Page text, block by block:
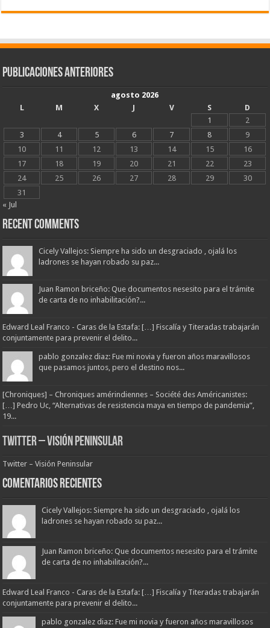
Publicaciones Anteriores
agosto 2026
L
M X J V S
D
1
2
3
4 5 6 7 8
9
10
11 12 13 14 15
16
17
18 19 20 21 22
23
24
25 26 27 28 29
30
31
« Jul
Recent Comments
Cicely Vallejos: Siempre ha sido un desgraciado , ojalá los
ladrones se hayan robado su paz...
Juan Ramon briceño: Que documentos nesesito para el trámite
de carta de no inhabilitación?...
Edward Leal Franco - Caras de la Estafa: […] Fiscalía y Titeradas trabajarán
conjuntamente para prevenir el delito...
pablo gonzalez diaz: Fue mi novia y fueron años maravillosos
que pasamos juntos, pero el destino nos...
[Chroniques] – Chroniques amérindiennes – Société des Américanistes:
[…] Pedro Uc, “Alternativas de resistencia maya en tiempo de pandemia”,
19...
Twitter – Visión Peninsular
Twitter – Visión Peninsular
Comentarios Recientes
Cicely Vallejos: Siempre ha sido un desgraciado , ojalá los
ladrones se hayan robado su paz...
Juan Ramon briceño: Que documentos nesesito para el trámite
de carta de no inhabilitación?...
Edward Leal Franco - Caras de la Estafa: […] Fiscalía y Titeradas trabajarán
conjuntamente para prevenir el delito...
pablo gonzalez diaz: Fue mi novia y fueron años maravillosos